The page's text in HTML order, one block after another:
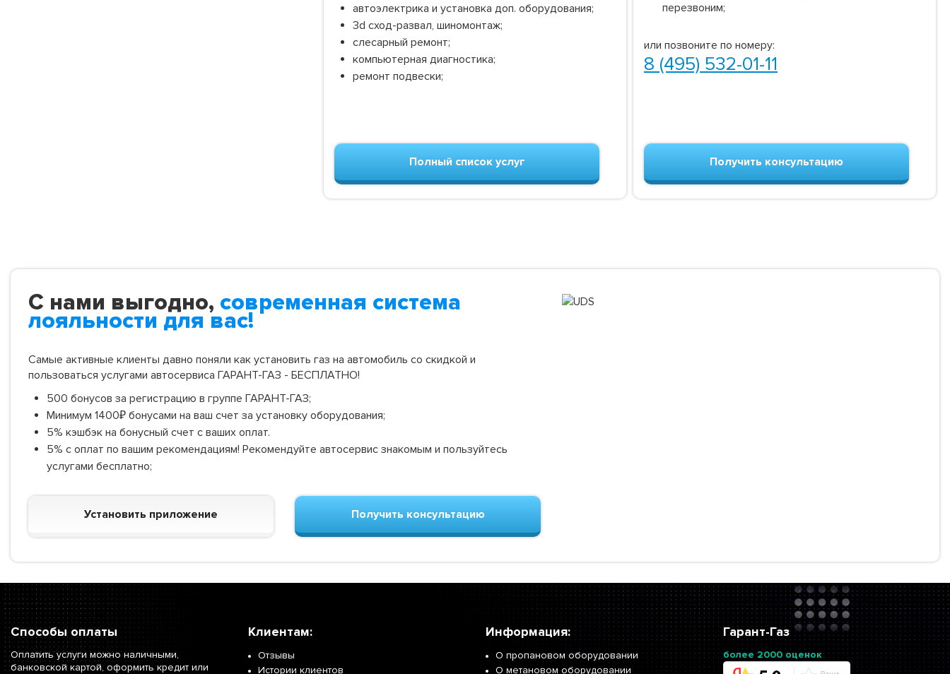
автоэлектрика и установка доп. оборудования;
3d сход-развал, шиномонтаж;
слесарный ремонт;
компьютерная диагностика;
ремонт подвески;
Полный список услуг
перезвоним;
или позвоните по номеру:
8 (495) 532-01-11
Получить консультацию
С нами выгодно, современная система
лояльности для вас!
Самые активные клиенты давно поняли как установить газ на автомобиль со скидкой и
пользоваться услугами автосервиса ГАРАНТ-ГАЗ - БЕСПЛАТНО!
500 бонусов за регистрацию в группе ГАРАНТ-ГАЗ;
Минимум 1400₽ бонусами на ваш счет за установку оборудования;
5% кэшбэк на бонусный счет с ваших оплат.
5% с оплат по вашим рекомендациям! Рекомендуйте автосервис знакомым и пользуйтесь
услугами бесплатно;
Установить приложение Получить консультацию
Способы оплаты
Оплатить услуги можно наличными,
банковской картой, оформить кредит или
Клиентам:
Отзывы
Истории клиентов
Информация:
О пропановом оборудовании
О метановом оборудовании
Гарант-Газ
более 2000 оценок